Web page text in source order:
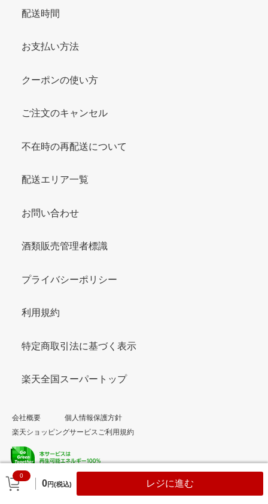
0
0円(税込) レジに進む
配送時間
お支払い方法
クーポンの使い方
ご注文のキャンセル
不在時の再配送について
配送エリア一覧
お問い合わせ
酒類販売管理者標識
プライバシーポリシー
利用規約
特定商取引法に基づく表示
楽天全国スーパートップ
会社概要
個人情報保護方針
楽天ショッピングサービスご利用規約
© Rakuten Group, Inc.